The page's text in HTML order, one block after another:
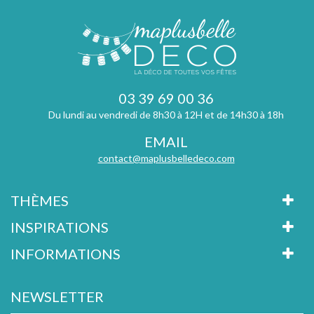
03 39 69 00 36
Du lundi au vendredi de 8h30 à 12H et de 14h30 à 18h
EMAIL
contact@maplusbelledeco.com
THÈMES
INSPIRATIONS
INFORMATIONS
NEWSLETTER